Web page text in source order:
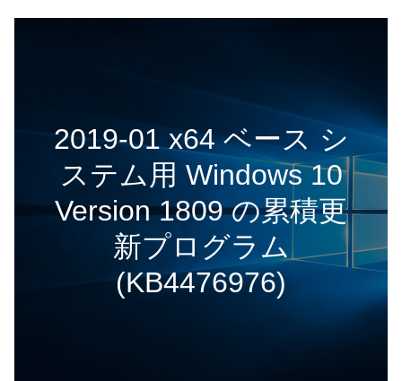
2019-01 x64 ベース シ
ステム用 Windows 10
Version 1809 の累積更
新プログラム
(KB4476976)